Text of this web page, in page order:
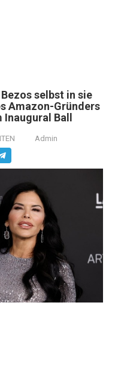
selbst in sie
Amazon-Gründers
Ball
Admin